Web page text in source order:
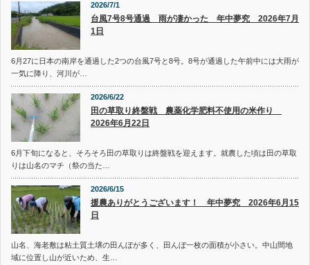
2026/7/1
台風7号8号通過 雨が凄かった 年中夢究 2026年7月
1日
6月27に日本の南岸を通過した2つの台風7号と8号。8号が通過した午前中には大雨が
一気に降り、河川が…
2026/6/22
田の草取り終盤戦 農薬化学肥料不使用の米作り
2026年6月22日
6月下旬になると、そろそろ田の草取りは終盤戦を迎えます。就農した頃は田の草取
りは山名のマチ（祭の当た…
2026/6/15
援農ありがとうございます！ 年中夢究 2026年6月15
日
山名、海老敷は粘土質土壌の田んぼが多く、田んぼ一枚の面積が小さい。中山間地
域に位置し山が近いため、生…